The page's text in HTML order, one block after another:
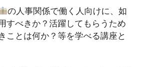
の人事関係で働く人向けに、如
すべきか？活躍してもらうため
ことは何か？等を学べる講座と